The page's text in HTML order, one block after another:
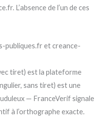
L’absence de l’un de ces
publiques.fr et creance-
tiret) est la plateforme
sans tiret) est une
— FranceVerif signale
à l’orthographe exacte.